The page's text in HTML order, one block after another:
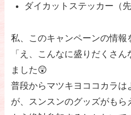
ダイカットステッカー（先
私、このキャンペーンの情報
「え、こんなに盛りだくさ
ました😲
普段からマツキヨココカラは
が、スンスンのグッズがもら